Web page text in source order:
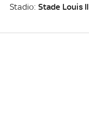
Stadio: Stade Louis II